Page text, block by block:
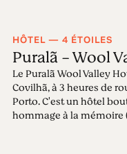
HÔTEL — 4 ÉTOILES
Puralã - Wool
Le Puralã Wool Valley
Covilhã, à 3 heures de
Porto. C'est un hôtel
hommage à la mémoire